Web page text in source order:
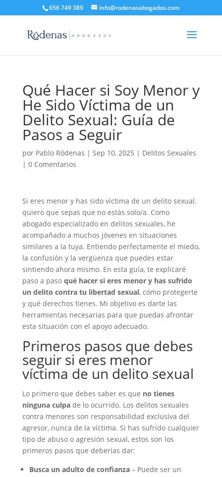
656 749 389 info@rodenasabogados.com
Qué Hacer si Soy Menor y
He Sido Víctima de un
Delito Sexual: Guía de
Pasos a Seguir
por Pablo Ródenas | Sep 10, 2025 | Delitos Sexuales
| 0 Comentarios
Si eres menor y has sido víctima de un delito sexual,
quiero que sepas que no estás solo/a. Como
abogado especializado en delitos sexuales, he
acompañado a muchos jóvenes en situaciones
similares a la tuya. Entiendo perfectamente el miedo,
la confusión y la vergüenza que puedes estar
sintiendo ahora mismo. En esta guía, te explicaré
paso a paso qué hacer si eres menor y has sufrido
un delito contra tu libertad sexual, cómo protegerte
y qué derechos tienes. Mi objetivo es darte las
herramientas necesarias para que puedas afrontar
esta situación con el apoyo adecuado.
Primeros pasos que debes
seguir si eres menor
víctima de un delito sexual
Lo primero que debes saber es que no tienes
ninguna culpade lo ocurrido. Los delitos sexuales
contra menores son responsabilidad exclusiva del
agresor, nunca de la víctima. Si has sufrido cualquier
tipo de abuso o agresión sexual, estos son los
primeros pasos que deberías dar:
Busca un adulto de confianza– Puede ser un